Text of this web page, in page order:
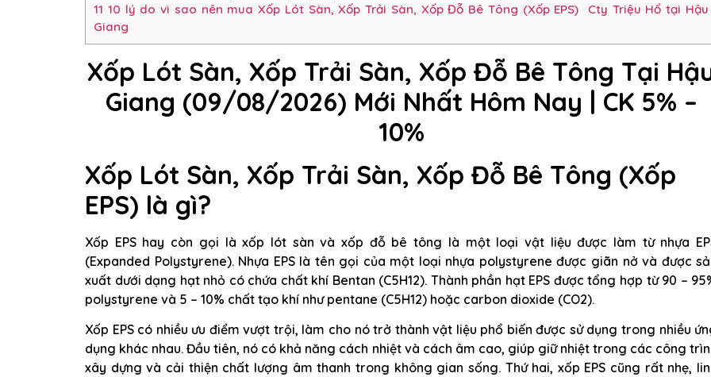
11 10 lý do vì sao nên mua Xốp Lót Sàn, Xốp Trải Sàn, Xốp Đỗ Bê Tông (Xốp EPS) Cty Triệu Hổ tại Hậu
Giang
Xốp Lót Sàn, Xốp Trải Sàn, Xốp Đỗ Bê Tông Tại
Giang (09/08/2026) Mới Nhất Hôm Nay | CK 5% –
10%
Xốp Lót Sàn, Xốp Trải Sàn, Xốp Đỗ Bê Tông (Xốp
EPS) là gì?
Xốp EPS hay còn gọi là xốp lót sàn và xốp đỗ bê tông là một loại vật liệu được làm từ nhựa
(Expanded Polystyrene). Nhựa EPS là tên gọi của một loại nhựa polystyrene được giãn nở và được
xuất dưới dạng hạt nhỏ có chứa chất khí Bentan (C5H12). Thành phần hạt EPS được tổng hợp từ 90 –
polystyrene và 5 – 10% chất tạo khí như pentane (C5H12) hoặc carbon dioxide (CO2).
Xốp EPS có nhiều ưu điểm vượt trội, làm cho nó trở thành vật liệu phổ biến được sử dụng trong nhiều
dụng khác nhau. Đầu tiên, nó có khả năng cách nhiệt và cách âm cao, giúp giữ nhiệt trong các công
xây dựng và cải thiện chất lượng âm thanh trong không gian sống. Thứ hai, xốp EPS cũng rất nhẹ,